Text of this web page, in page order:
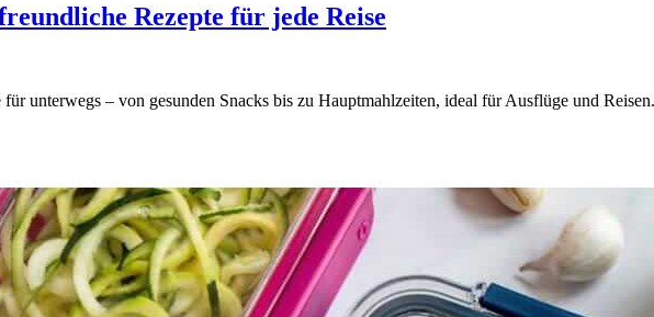
Rezepte für jede Reise
unterwegs – von gesunden Snacks bis zu Hauptmahlzeiten, ideal für Ausflüge und Reisen.